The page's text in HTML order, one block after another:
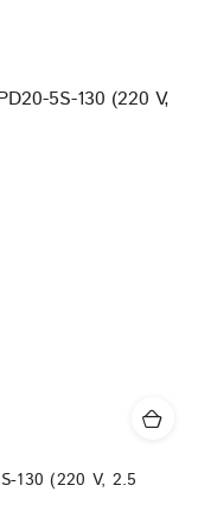
130 (220 V, 2.5